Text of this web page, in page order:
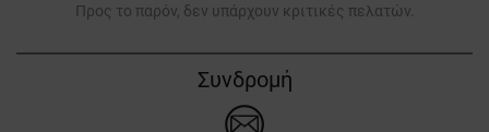
Προς το παρόν, δεν υπάρχουν κριτικές πελατών.
Συνδρομή